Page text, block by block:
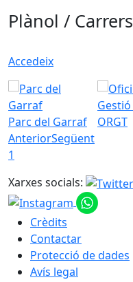
Plànol / Carrers
Accedeix
Parc del Garraf ORGT
AnteriorSegüent
1
Xarxes socials:
Crèdits
Contactar
Protecció de dades
Avís legal